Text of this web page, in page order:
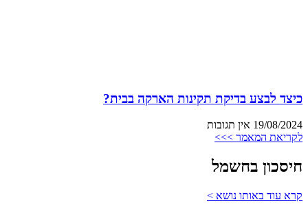
כיצד לבצע בדיקת תקינות הארקה בבית?
19/08/2024 אין תגובות
לקריאת המאמר >>>
חיסכון בחשמל
קרא עוד באותו נושא >